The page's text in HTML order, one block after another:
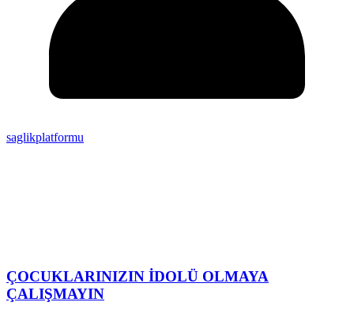
saglikplatformu
ÇOCUKLARINIZIN İDOLÜ OLMAYA
ÇALIŞMAYIN